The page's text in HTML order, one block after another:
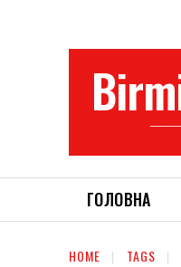
ГОЛОВНА
HOME TAGS